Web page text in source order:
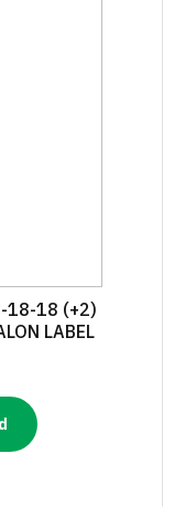
18-18 (+2)
LABEL